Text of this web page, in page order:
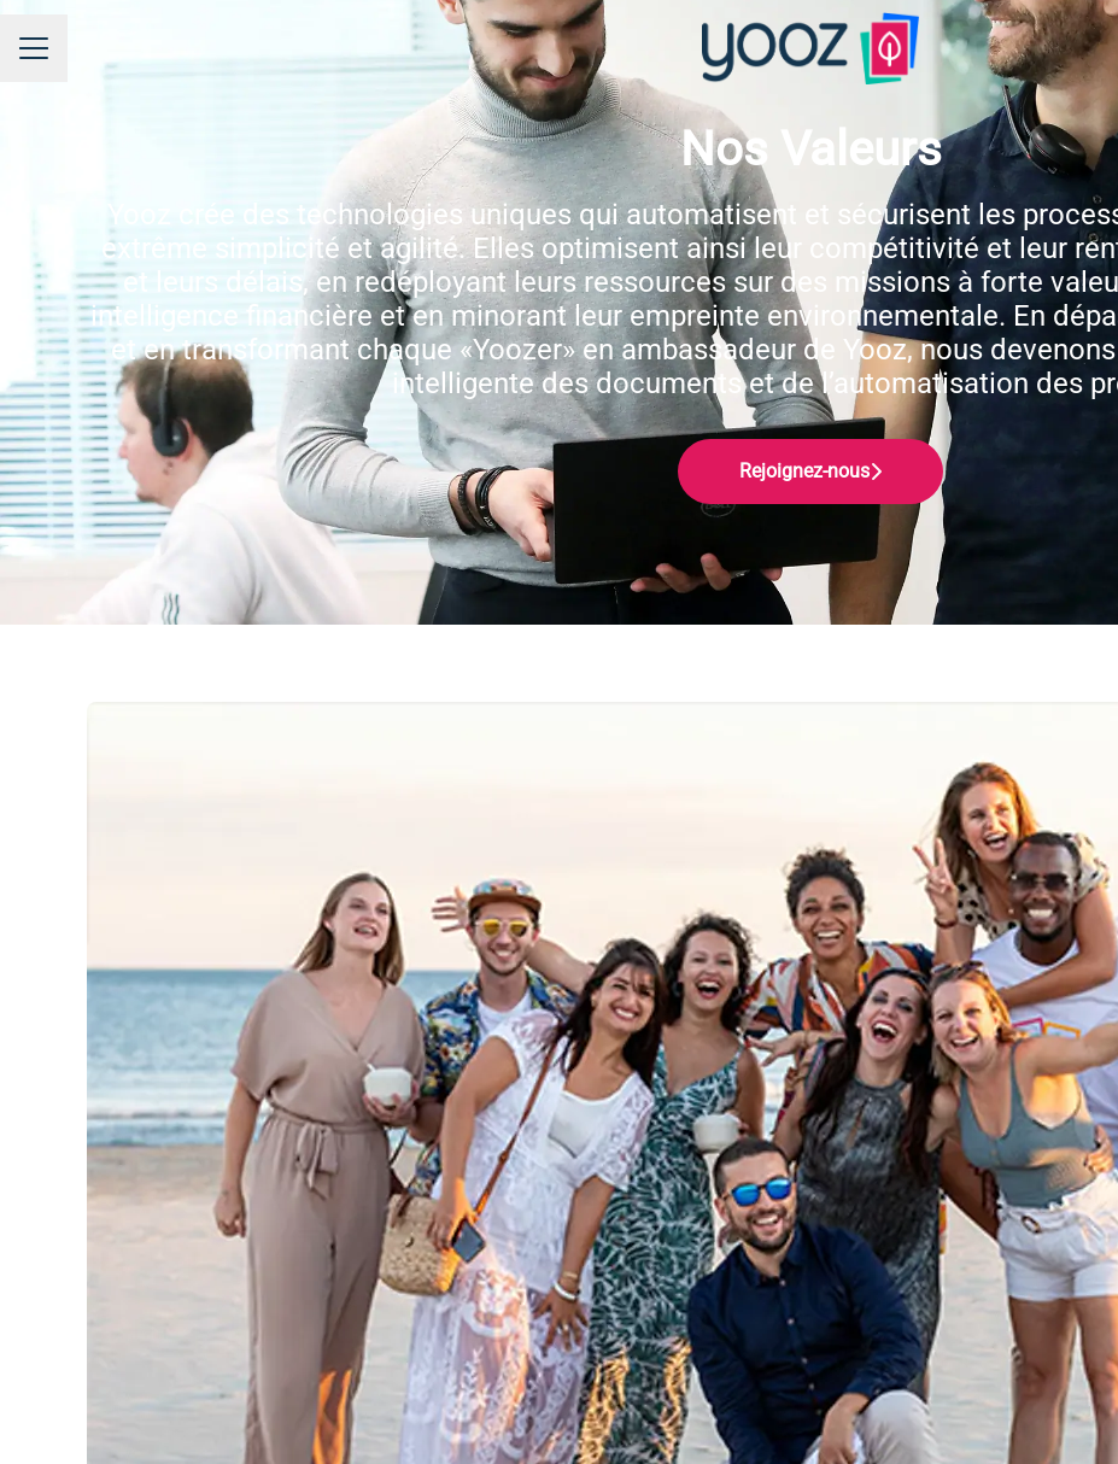
MENU CARRIÈRE
Nos Valeurs
Yooz crée des technologies uniques qui automatisent et sécurisent les
extrême simplicité et agilité. Elles optimisent ainsi leur compétitivité et leur
et leurs délais, en redéployant leurs ressources sur des missions à forte
intelligence financière et en minorant leur empreinte environnementale. En
et en transformant chaque «Yoozer» en ambassadeur de Yooz, nous
intelligente des documents et de l’automatisation des
Rejoignez-nous